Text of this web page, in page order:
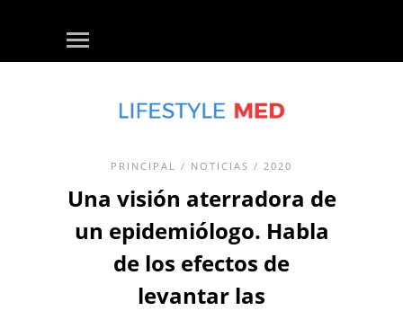
PRINCIPAL / NOTICIAS / 2020
Una visión aterradora de
un epidemiólogo. Habla
de los efectos de
levantar las